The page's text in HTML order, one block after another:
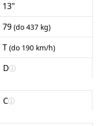
13"
79 (do 437 kg)
T (do 190 km/h)
D
C